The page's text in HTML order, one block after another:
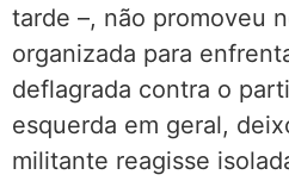
tarde –, não promoveu
organizada para
deflagrada contra o
esquerda em geral,
militante reagisse